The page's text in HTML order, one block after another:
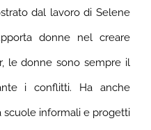
dal lavoro di Selene
donne nel creare
le donne sono sempre il
i conflitti. Ha anche
scuole informali e progetti